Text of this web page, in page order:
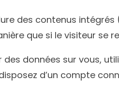
des contenus
que si le visiteur se
données sur vous,
d’un compte